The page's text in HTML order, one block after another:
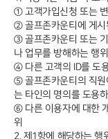
① 고객가입신청 또는
② 골프존카운티에 게시
③ 골프존카운티 또는
나 업무를 방해하는 행위
④ 다른 고객의 ID를 도
⑤ 골프존카운티의 직원
는 타인의 명의를 도용
⑥ 다른 이용자에 대한
위
2. 제1항에 해당하는 행